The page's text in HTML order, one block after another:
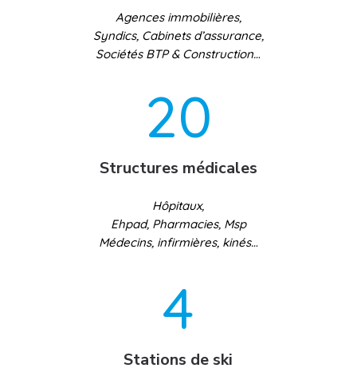
Agences immobilières,
Syndics, Cabinets d’assurance,
Sociétés BTP & Construction…
20
Structures médicales
Hôpitaux,
Ehpad, Pharmacies, Msp
Médecins, infirmières, kinés…
4
Stations de ski